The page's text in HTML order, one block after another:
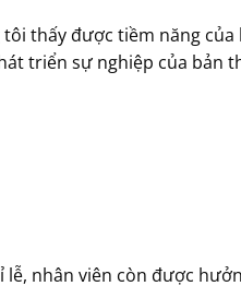
thấy được tiềm năng của
triển sự nghiệp của bản
nhân viên còn được